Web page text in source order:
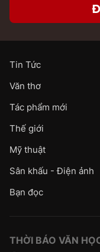
Tin Tức
Văn thơ
Tác phẩm mới
Thế giới
Mỹ thuật
Sân khấu - Điện ảnh
Bạn đọc
THỜI BÁO VĂN